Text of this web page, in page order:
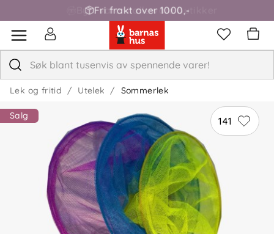
Fri frakt over 1000,-
Lek og fritid Utelek Sommerlek
141
Salg